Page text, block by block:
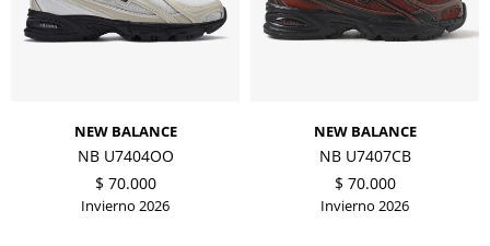
NEW BALANCE
NB U7404OO
$ 70.000
Invierno 2026
NEW BALANCE
NB U7407CB
$ 70.000
Invierno 2026